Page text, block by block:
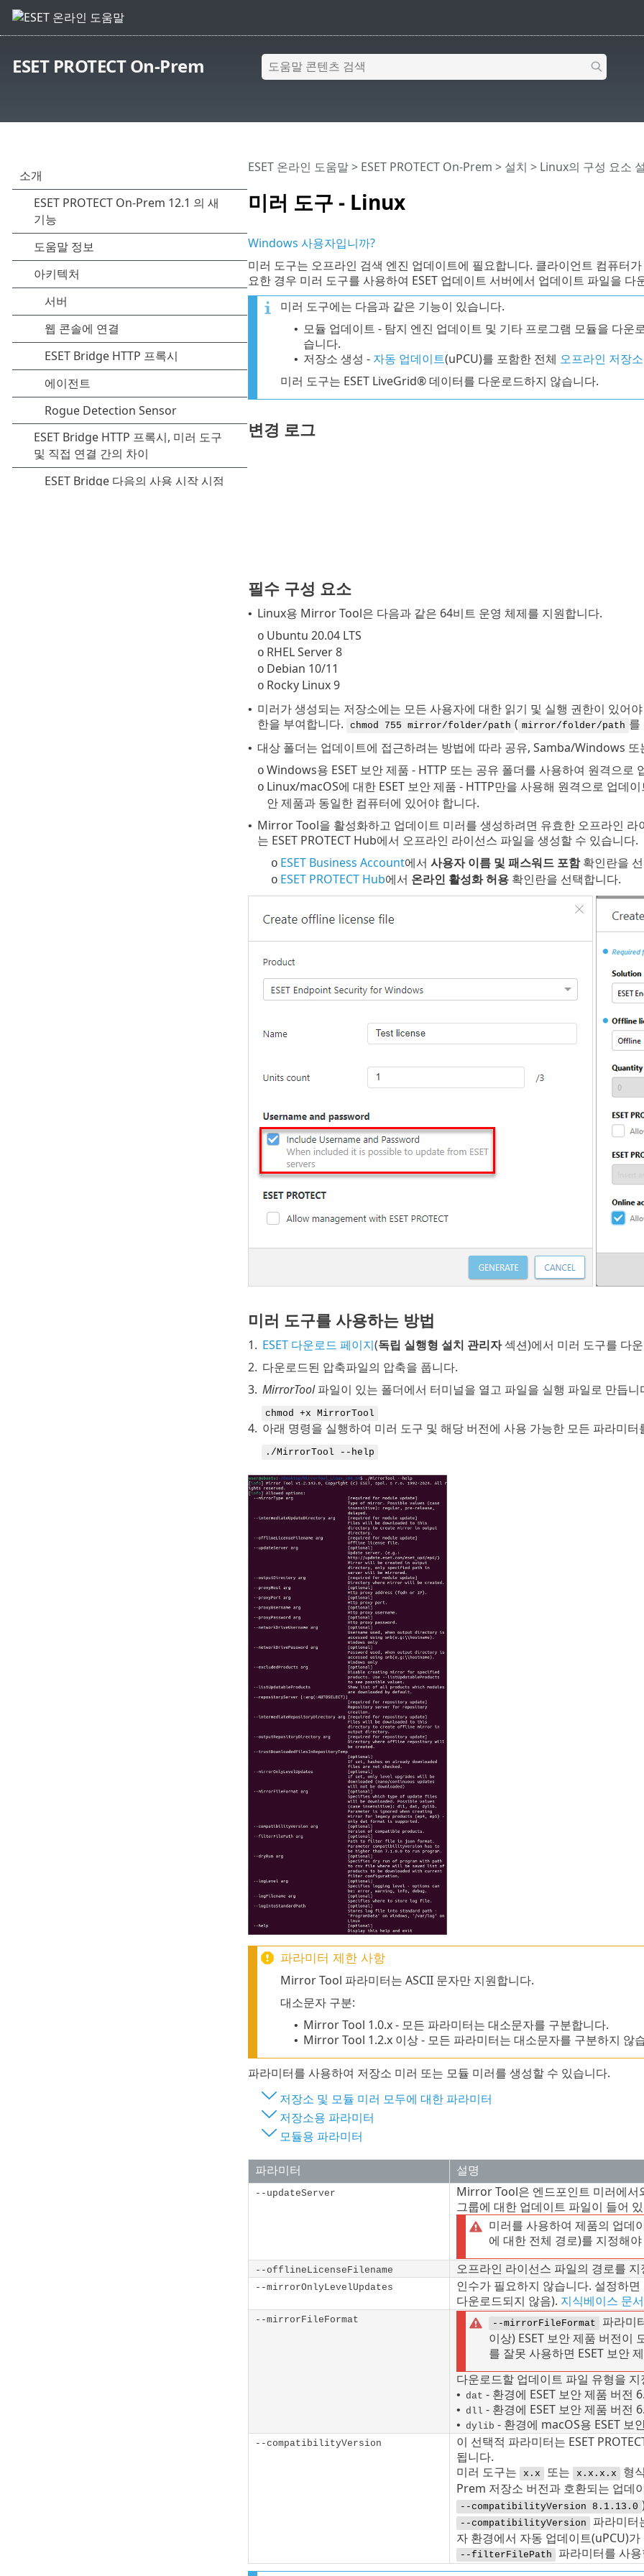
ESET PROTECT On-Prem
미러 도구 - Linux
ESET 온라인 도움말> ESET PROTECT On-Prem > 설치 > Linux의 구성 요소
Windows 사용자입니까?
미러 도구는 오프라인 검색 엔진 업데이트에 필요합니다. 클라이언트 컴퓨터
요한 경우 미러 도구를 사용하여 ESET 업데이트 서버에서 업데이트 파일을
미러 도구에는 다음과 같은 기능이 있습니다.
• 모듈 업데이트 - 탐지 엔진 업데이트 및 기타 프로그램 모듈을 다운
습니다.
• 저장소 생성 - 자동 업데이트(uPCU)를 포함한 전체 오프라인 저장소
미러 도구는 ESET LiveGrid® 데이터를 다운로드하지 않습니다.
변경 로그
필수 구성 요소
• Linux용 Mirror Tool은 다음과 같은 64비트 운영 체제를 지원합니다.
o Ubuntu 20.04 LTS
o RHEL Server 8
o Debian 10/11
o Rocky Linux 9
• 미러가 생성되는 저장소에는 모든 사용자에 대한 읽기 및 실행 권한이 있어
한을 부여합니다.
chmod 755 mirror/folder/path ( mirror/folder/path 를
• 대상 폴더는 업데이트에 접근하려는 방법에 따라 공유, Samba/Windows 또
o Windows용 ESET 보안 제품 - HTTP 또는 공유 폴더를 사용하여 원격으로
o Linux/macOS에 대한 ESET 보안 제품 - HTTP만을 사용해 원격으로 업데
안 제품과 동일한 컴퓨터에 있어야 합니다.
• Mirror Tool을 활성화하고 업데이트 미러를 생성하려면 유효한 오프라인
는 ESET PROTECT Hub에서 오프라인 라이선스 파일을 생성할 수 있습니다.
o ESET Business Account에서 사용자 이름 및 패스워드 포함확인란을
o ESET PROTECT Hub에서 온라인 활성화 허용확인란을 선택합니다.
미러 도구를 사용하는 방법
1. ESET 다운로드 페이지(독립 실행형 설치 관리자섹션)에서 미러 도구를 다
2. 다운로드된 압축파일의 압축을 풉니다.
3. MirrorTool파일이 있는 폴더에서 터미널을 열고 파일을 실행 파일로 만듭니
chmod +x MirrorTool
4. 아래 명령을 실행하여 미러 도구 및 해당 버전에 사용 가능한 모든 파라미터
./MirrorTool --help
파라미터 제한 사항
Mirror Tool 파라미터는 ASCII 문자만 지원합니다.
대소문자 구분:
• Mirror Tool 1.0.x- 모든 파라미터는 대소문자를 구분합니다.
• Mirror Tool 1.2.x 이상 - 모든 파라미터는 대소문자를 구분하지 않
파라미터를 사용하여 저장소 미러 또는 모듈 미러를 생성할 수 있습니다.
저장소 및 모듈 미러 모두에 대한 파라미터
저장소용 파라미터
모듈용 파라미터
파라미터 설명
--updateServer Mirror Tool은 엔드포인트 미러에서
그룹에 대한 업데이트 파일이 들어
미러를 사용하여 제품의 업데
에 대한 전체 경로)를 지정해
--offlineLicenseFilename 오프라인 라이선스 파일의 경로를
--mirrorOnlyLevelUpdates
인수가 필요하지 않습니다. 설정하
다운로드되지 않음). 지식베이스 문
--mirrorFileFormat --mirrorFileFormat
파라미
이상) ESET 보안 제품 버전이
를 잘못 사용하면 ESET 보안
다운로드할 업데이트 파일 유형을
• dat - 환경에 ESET 보안 제품 버전
• dll - 환경에 ESET 보안 제품 버전
• dylib - 환경에 macOS용 ESET 보
--compatibilityVersion 이 선택적 파라미터는 ESET
됩니다.
미러 도구는
x.x 또는 x.x.x.x 형
Prem 저장소 버전과 호환되는 업데
--compatibilityVersion 8.1.13.0
--compatibilityVersion 파라미터
자 환경에서 자동 업데이트(uPCU)가
--filterFilePath 파라미터를 사용